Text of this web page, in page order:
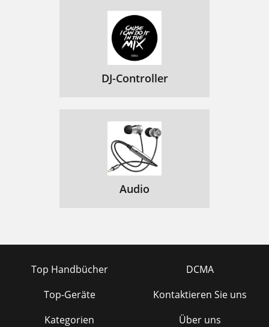
DJ-Controller
Audio
Top Handbücher
Top-Geräte
Kategorien
DCMA
Kontaktieren Sie uns
Über uns